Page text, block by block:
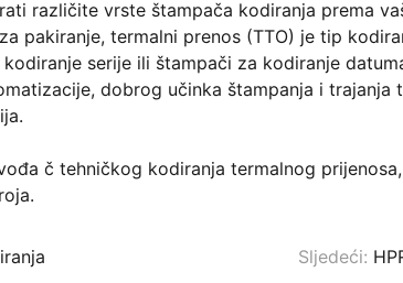
različite vrste štampača kodiranja prema
pakiranje, termalni prenos (TTO) je tip
serije ili štampači za kodiranje
dobrog učinka štampanja i
č tehničkog kodiranja termalnog
Sljedeći: